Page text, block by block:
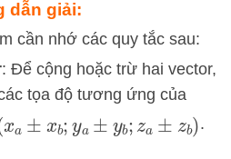
dẫn giải:
cần nhớ các quy tắc sau:
: Để cộng hoặc trừ hai vector,
tọa độ tương ứng của
=(xa±xb ;ya± yb; za ±z b) .